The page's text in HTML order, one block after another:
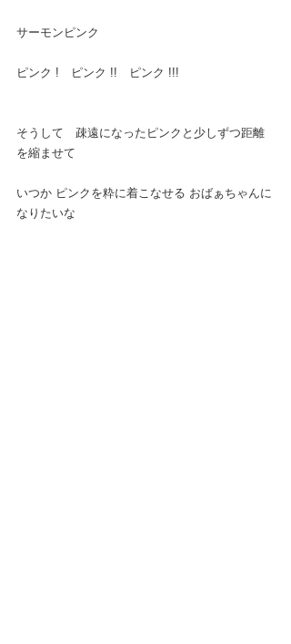
サーモンピンク
ピンク !　ピンク !!　ピンク !!!
そうして　疎遠になったピンクと少しずつ距離
を縮ませて
いつか ピンクを粋に着こなせる おばぁちゃんに
なりたいな